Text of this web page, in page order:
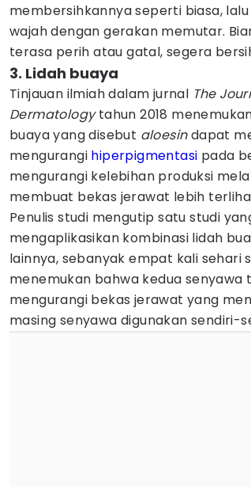
membersihkannya seperti biasa,
wajah dengan gerakan memutar.
terasa perih atau gatal, segera
3. Lidah buaya
Tinjauan ilmiah dalam jurnal The
Dermatologytahun 2018
buaya yang disebut aloesindapat
mengurangi hiperpigmentasi pada
mengurangi kelebihan produksi
membuat bekas jerawat lebih
Penulis studi mengutip satu studi
mengaplikasikan kombinasi lidah
lainnya, sebanyak empat kali sehari
menemukan bahwa kedua
mengurangi bekas jerawat yang
masing senyawa digunakan sendiri-